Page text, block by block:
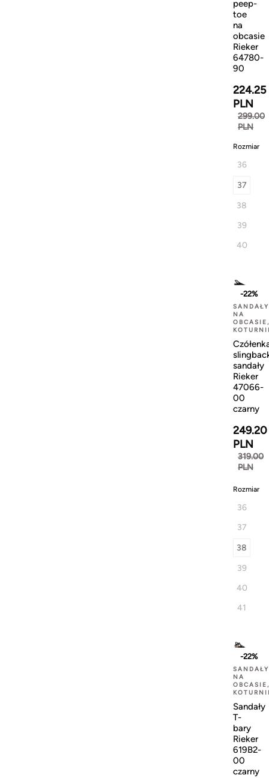
peep-
toe
na
obcasie
Rieker
64780-
90
224.25
PLN
299.00
PLN
Rozmiar
36
37
38
39
40
-22%
SANDAŁY
NA
OBCASIE,
sandały
Rieker
47066-
00
czarny
249.20
PLN
319.00
PLN
Rozmiar
36
37
38
39
40
41
-22%
SANDAŁY
NA
OBCASIE,
Sandały
T-
bary
Rieker
619B2-
00
czarny